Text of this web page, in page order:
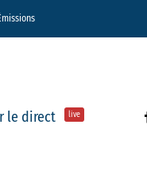
le direct live